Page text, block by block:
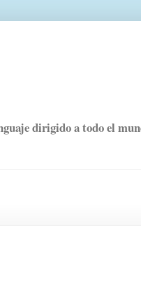
dirigido a todo el